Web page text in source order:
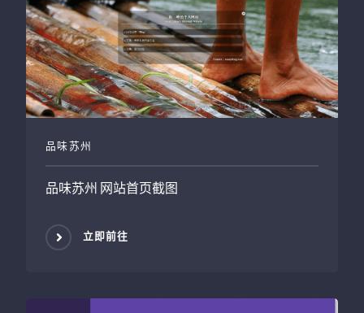
品味苏州
品味苏州 网站首页截图
立即前往